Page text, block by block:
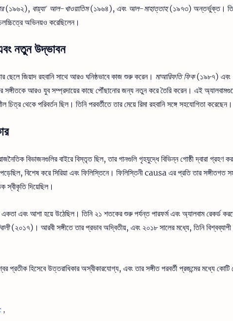
(১৯৬২), বায়্যাʿ আল-খাওয়াতিম(১৯৬৪), এবং আল-মাহাত্তাহ(১৯৭৩) অন্তর্ভুক্ত।
অভিনয়ও করেছিলেন।
নতুন উদ্ভাবন
জিয়াদ রহবানি সাথে আরও ঘনিষ্ঠভাবে কাজ শুরু করেন। মাআরিফতি ফিক(১৯৮৭) এবং
আরও যুব সম্প্রদায়ের কাছে পৌঁছানোর জন্য নতুন করে তৈরি করেন। এই
চিত্র থেকে পরিবর্তন ছিল। তিনি পরবর্তীতে তার মেয়ে রিমা রহবানি সঙ্গে সহযোগিতা করেছেন।
বিভাজনগুলির বাইরে বিস্তৃত ছিল, তার গানগুলি গৃহযুদ্ধে বিভিন্ন গোষ্ঠী দ্বারা গ্রহণ
বিশেষ করে সিরিয়া এবং ফিলিস্তিনে। ফিলিস্তিনী causa এর প্রতি তার সঙ্গীতগত
স্বীকৃতি দিয়েছিল।
এবং আশা হয়ে উঠেছিল। তিনি ২১ শতকের শুরু পর্যন্ত পারফর্ম এবং অ্যালবাম রেকর্ড
(২০১৭)। আরবী সঙ্গীতে তার প্রভাব অদ্বিতীয়, এবং ২০১৮ সালের মধ্যে, তিনি বিশ্বব্যাপী
প্রতীক হিসেবে উত্তরাধিকার অস্বীকারযোগ্য, এবং তার সঙ্গীত পরবর্তী প্রজন্মের মধ্যে কোটি
,